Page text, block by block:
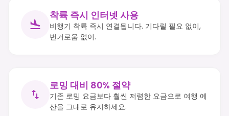
착륙 즉시 인터넷 사용
비행기 착륙 즉시 연결됩니다. 기다릴 필요 없이,
번거로움 없이.
로밍 대비 80% 절약
기존 로밍 요금보다 훨씬 저렴한 요금으로 여행 예
산을 그대로 유지하세요.